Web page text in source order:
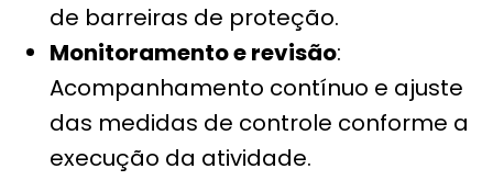
de barreiras de proteção.
Monitoramento e revisão:
Acompanhamento contínuo e ajuste
das medidas de controle conforme a
execução da atividade.